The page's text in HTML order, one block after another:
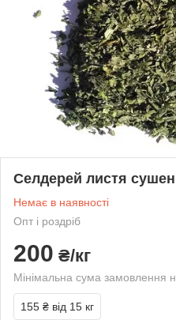
Селдерей листя
Немає в наявності
Опт і роздріб
200 ₴/кг
Мінімальна сума замовлення
155 ₴ від 15 кг